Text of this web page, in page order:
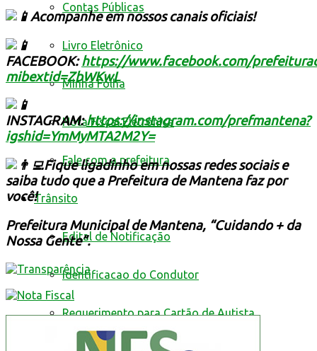
Contas Públicas
Livro Eletrônico
Minha Folha
Nota Fiscal Eletrônica
Fale com a prefeitura
Trânsito
Edital de Notificação
Identificacao do Condutor
Requerimento para Cartão de Autista
Acompanhe em nossos canais oficiais!
FACEBOOK:https://www.facebook.com/
mibextid=ZbWKwL
INSTAGRAM:https://instagram.com/prefmantena?
igshid=YmMyMTA2M2Y=
Fique ligadinho em nossas redes sociais e
saiba tudo que a Prefeitura de Mantena faz por
você!
Prefeitura Municipal de Mantena, “Cuidando + da
Nossa Gente”.